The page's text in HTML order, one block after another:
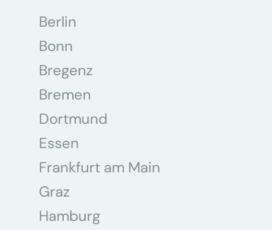
Berlin
Bonn
Bregenz
Bremen
Dortmund
Essen
Frankfurt am Main
Graz
Hamburg